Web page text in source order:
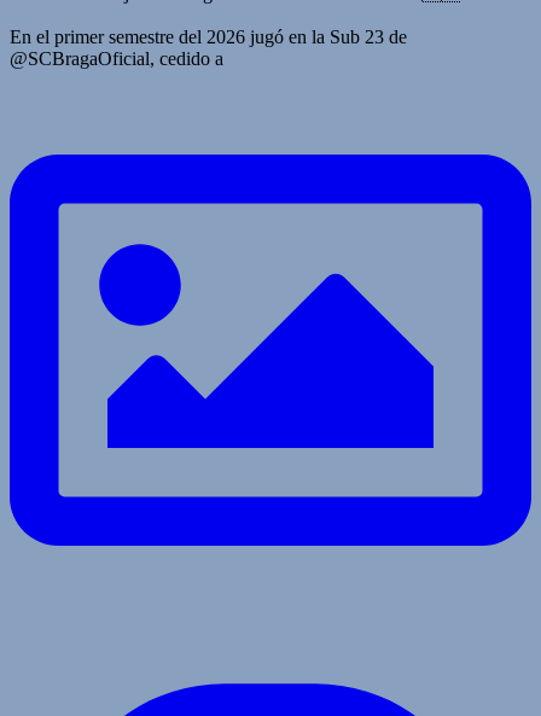
En el primer semestre del 2026 jugó en la Sub 23 de
@SCBragaOficial, cedido a